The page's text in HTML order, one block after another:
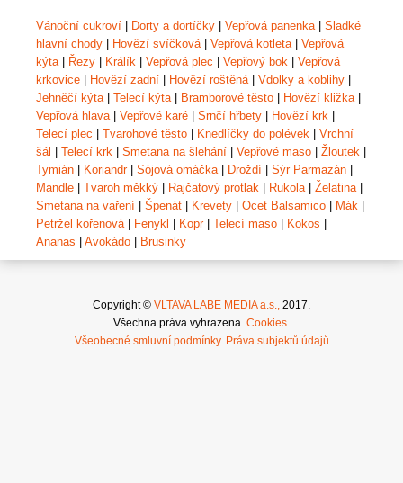
Vánoční cukroví | Dorty a dortíčky | Vepřová panenka | Sladké
hlavní chody | Hovězí svíčková | Vepřová kotleta | Vepřová
kýta | Řezy | Králík | Vepřová plec | Vepřový bok | Vepřová
krkovice | Hovězí zadní | Hovězí roštěná | Vdolky a koblihy |
Jehněčí kýta | Telecí kýta | Bramborové těsto | Hovězí kližka |
Vepřová hlava | Vepřové karé | Srnčí hřbety | Hovězí krk |
Telecí plec | Tvarohové těsto | Knedlíčky do polévek | Vrchní
šál | Telecí krk | Smetana na šlehání | Vepřové maso | Žloutek |
Tymián | Koriandr| Sójová omáčka | Droždí | Sýr Parmazán |
Mandle | Tvaroh měkký | Rajčatový protlak | Rukola | Želatina |
Smetana na vaření | Špenát | Krevety | Ocet Balsamico | Mák |
Petržel kořenová | Fenykl | Kopr| Telecí maso | Kokos |
Ananas | Avokádo | Brusinky
Copyright © VLTAVA LABE MEDIA a.s.,
2017.
Všechna práva vyhrazena. Cookies
Všeobecné smluvní podmínky. Práva subjektů údajů